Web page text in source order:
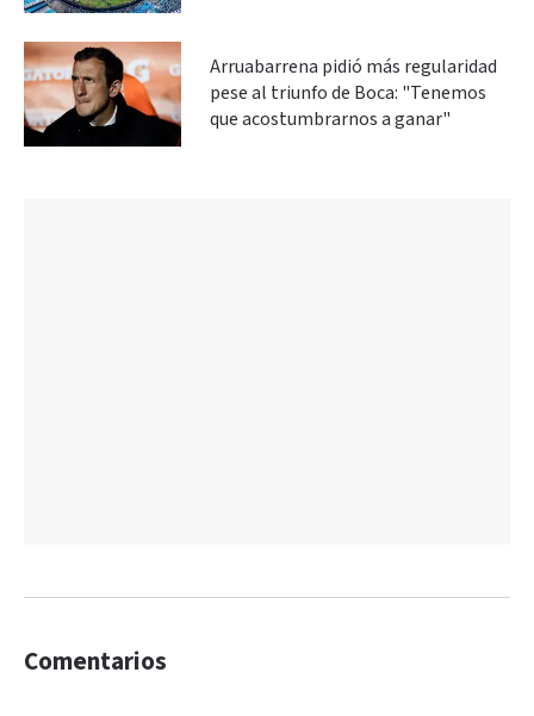
Arruabarrena pidió más regularidad
pese al triunfo de Boca: "Tenemos
que acostumbrarnos a ganar"
Comentarios